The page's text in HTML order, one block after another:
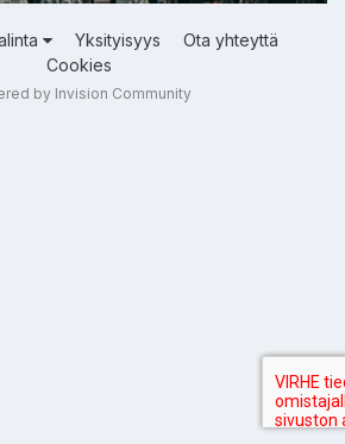
Yksityisyys
Ota yhteyttä
Cookies
by Invision Community